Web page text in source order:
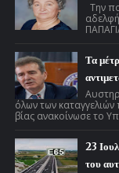
Τα
όλων των
βίας ανακοίνωσε το
23
του